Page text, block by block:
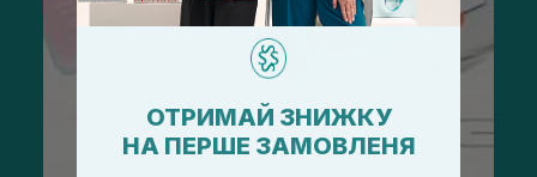
ОТРИМАЙ ЗНИЖКУ
НА ПЕРШЕ ЗАМОВЛЕНЯ